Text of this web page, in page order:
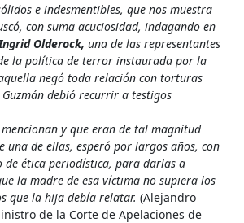
e indesmentibles, que nos muestra
con suma acuciosidad, indagando en
Olderock, una de las representantes
la política de terror instaurada por la
negó toda relación con torturas
debió recurrir a testigos
y que eran de tal magnitud
una de ellas, esperó por largos años, con
de ética periodística, para darlas a
la madre de esa víctima no supiera los
que la hija debía relatar. (Alejandro
de la Corte de Apelaciones de